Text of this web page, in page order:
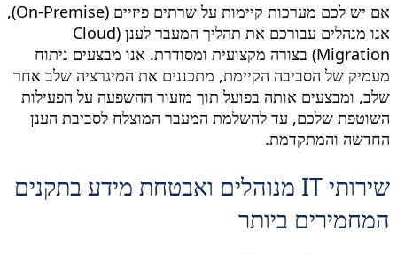
אם יש לכם מערכות קיימות על שרתים פיזיים (On-Premise),
אנו מנהלים עבורכם את תהליך המעבר לענן (Cloud
Migration) בצורה מקצועית ומסודרת. אנו מבצעים ניתוח
מעמיק של הסביבה הקיימת, מתכננים את המיגרציה שלב אחר
שלב, ומבצעים אותה בפועל תוך מזעור ההשפעה על הפעילות
השוטפת שלכם, עד להשלמת המעבר המוצלח לסביבת הענן
החדשה והמתקדמת.
שירותי IT מנוהלים ואבטחת מידע בתקנים
המחמירים ביותר